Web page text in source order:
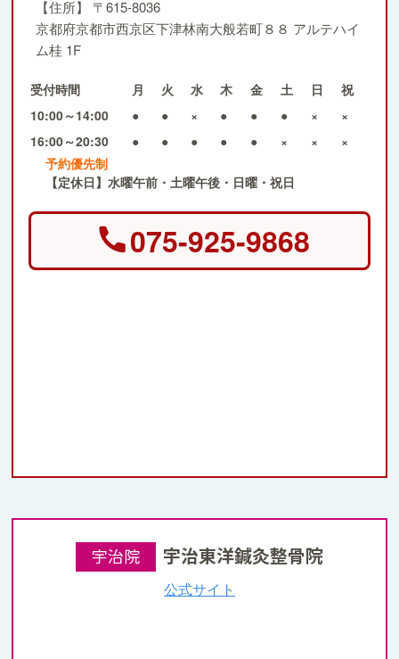
【住所】
〒615-8036
京都府京都市西京区下津林南大般若町８８ アルテハイ
ム桂 1F
受付時間 月 火 水 木 金 土 日
祝
10:00～14:00
● ● × ● ● ● ×
×
16:00～20:30
● ● ● ● ● × ×
×
予約優先制
【定休日】水曜午前・土曜午後・日曜・祝日
075-925-9868
宇治院 宇治東洋鍼灸整骨院
公式サイト